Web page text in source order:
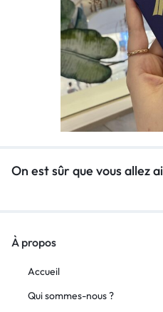
On est sûr que vous allez
À propos
Accueil
Qui sommes-nous ?